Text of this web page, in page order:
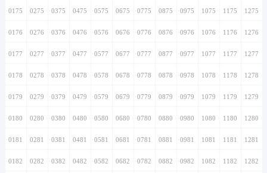
0175 0275 0375 0475 0575 0675 0775 0875 0975 1075 1175 1275
0176 0276 0376 0476 0576 0676 0776 0876 0976 1076 1176 1276
0177 0277 0377 0477 0577 0677 0777 0877 0977 1077 1177 1277
0178 0278 0378 0478 0578 0678 0778 0878 0978 1078 1178 1278
0179 0279 0379 0479 0579 0679 0779 0879 0979 1079 1179 1279
0180 0280 0380 0480 0580 0680 0780 0880 0980 1080 1180 1280
0181 0281 0381 0481 0581 0681 0781 0881 0981 1081 1181 1281
0182 0282 0382 0482 0582 0682 0782 0882 0982 1082 1182 1282